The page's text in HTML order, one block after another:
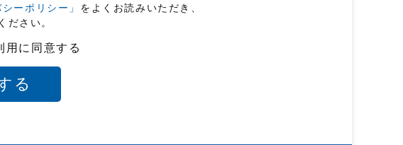
シーポリシー」 をよくお読みいただき、
ださい。
用に同意する
る